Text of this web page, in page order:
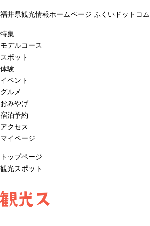
福井県観光情報ホームページ ふくいドットコム
特集
モデルコース
スポット
体験
イベント
グルメ
おみやげ
宿泊予約
アクセス
マイページ
トップページ
観光スポット
光ス